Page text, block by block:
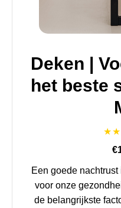
Deken |
het beste
Een goede
voor onze
de belangrijkste